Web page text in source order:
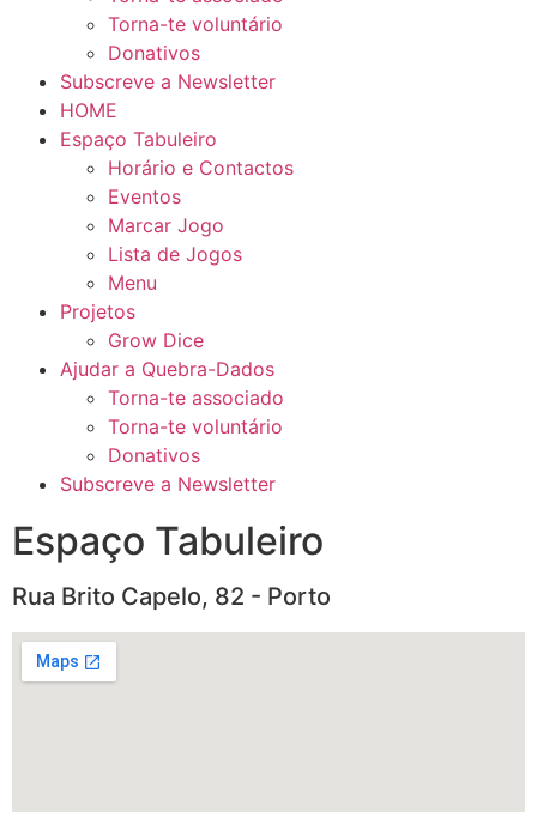
Torna-te voluntário
Donativos
Subscreve a Newsletter
HOME
Espaço Tabuleiro
Horário e Contactos
Eventos
Marcar Jogo
Lista de Jogos
Menu
Projetos
Grow Dice
Ajudar a Quebra-Dados
Torna-te associado
Torna-te voluntário
Donativos
Subscreve a Newsletter
Espaço Tabuleiro
Rua Brito Capelo, 82 - Porto